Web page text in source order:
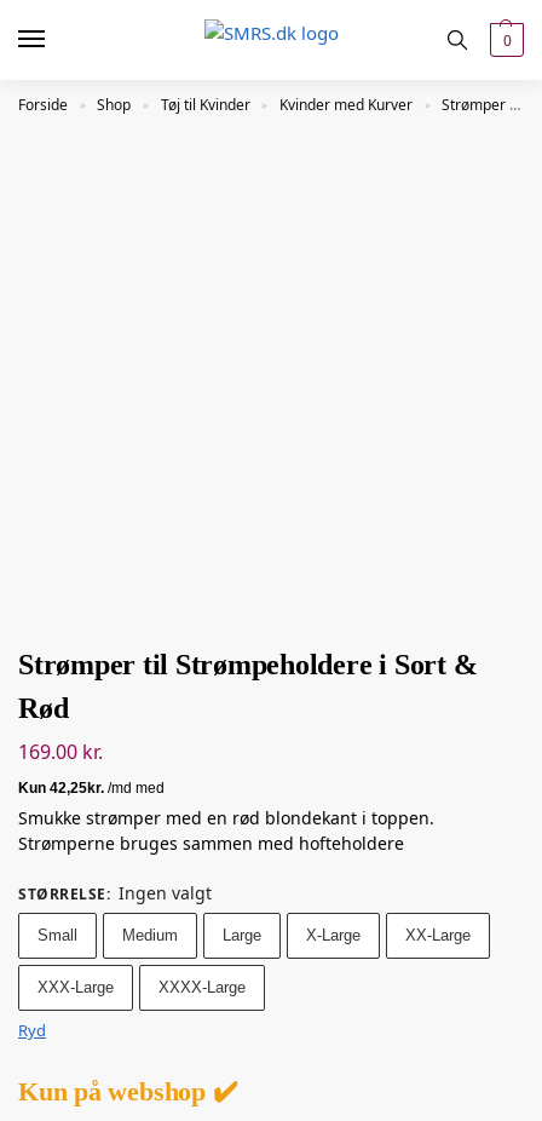
0
Forside » Shop » Tøj til Kvinder » Kvinder med Kurver » Strømper
Strømper til Strømpeholdere i Sort &
Rød
169.00 kr.
Smukke strømper med en rød blondekant i toppen.
Strømperne bruges sammen med hofteholdere
STØRRELSE: Ingen valgt
Small Medium Large X-Large XX-Large
XXX-Large XXXX-Large
Ryd
Kun på webshop ✔️